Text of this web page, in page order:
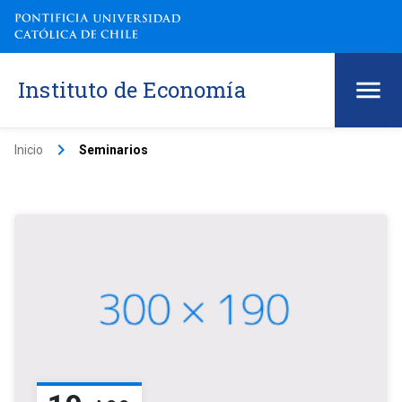
Instituto de Economía
Inicio keyboard_arrow_right Seminarios